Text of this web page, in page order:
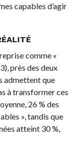
capables d’agir
comme «
près des deux
admettent que
à transformer ces
26 % des
», tandis que
atteint 30 %,